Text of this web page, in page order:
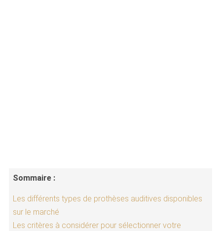
Sommaire :
Les différents types de prothèses auditives disponibles
sur le marché
Les critères à considérer pour sélectionner votre